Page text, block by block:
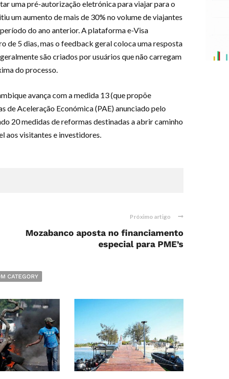
uma pré-autorização eletrónica para viajar para o
um aumento de mais de 30% no volume de viajantes
do ano anterior. A plataforma e-Visa
de 5 dias, mas o feedback geral coloca uma resposta
são criados por usuários que não carregam
do processo.
avança com a medida 13 (que propõe
de Aceleração Económica (PAE) anunciado pelo
20 medidas de reformas destinadas a abrir caminho
aos visitantes e investidores.
Próximo artigo
Mozabanco aposta no financiamento
especial para PME’s
CATEGORY